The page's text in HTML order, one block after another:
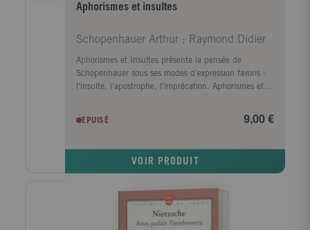
Aphorismes et insultes
Schopenhauer Arthur ; Raymond Didier
Aphorismes et Insultes présente la pensée de
Schopenhauer sous ses modes d'expression favoris :
l'insulte, l'apostrophe, l'imprécation. Aphorismes et
l'apostrophe, l'imprécation. On verra que, derrière la
le monde. Sa gaieté de façade, relayée à chaque
nous faire oublier le désespoir inguérissable du grand
EPUISÉ 9,00 €
VOIR PRODUIT